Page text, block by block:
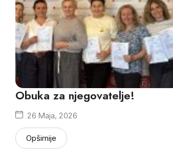
Obuka za njegovatelje!
26 Maja, 2026
Opširnije